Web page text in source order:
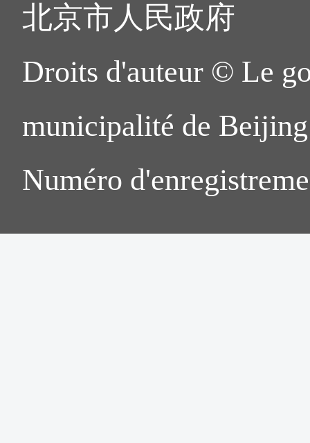
北京市人民政府
Droits d'auteur © Le
municipalité de
Numéro